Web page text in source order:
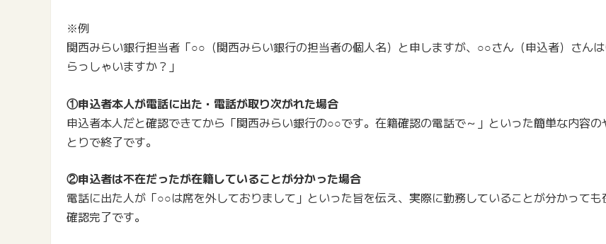
※例
関西みらい銀行担当者「○○（関西みらい銀行の担当者の個人名）と申しますが、○○さん（申込者）さん
らっしゃいますか？」
①申込者本人が電話に出た・電話が取り次がれた場合
申込者本人だと確認できてから「関西みらい銀行の○○です。在籍確認の電話で～」といった簡単な内容の
とりで終了です。
②申込者は不在だったが在籍していることが分かった場合
電話に出た人が「○○は席を外しておりまして」といった旨を伝え、実際に勤務していることが分かっても
確認完了です。